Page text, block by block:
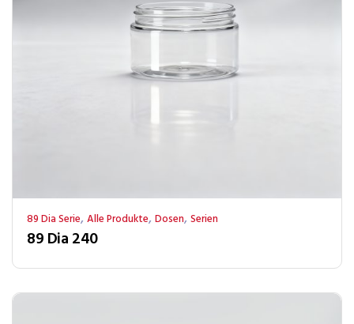
89 Dia Serie, Alle Produkte, Dosen, Serien
89 Dia 240